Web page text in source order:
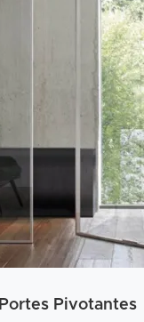
Portes Pivotantes